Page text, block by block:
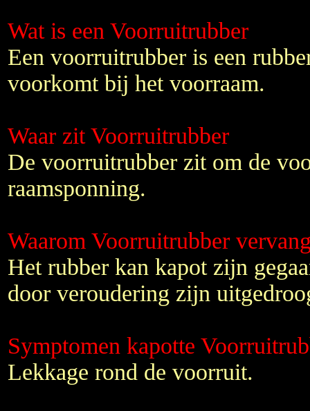
Wat is een Voorruitrubber
Een voorruitrubber is een
voorkomt bij het voorraam.
Waar zit Voorruitrubber
De voorruitrubber zit om de
raamsponning.
Waarom Voorruitrubber
Het rubber kan kapot zijn
door veroudering zijn
Symptomen kapotte
Lekkage rond de voorruit.